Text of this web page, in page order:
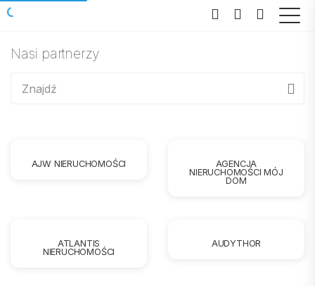
Nasi partnerzy
AJW NIERUCHOMOŚCI
AGENCJA
NIERUCHOMOŚCI MÓJ
DOM
ATLANTIS
NIERUCHOMOŚCI
AUDYTHOR